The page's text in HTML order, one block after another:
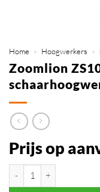
Home » Hoogwerkers »
Zoomlion
Prijs op
Zoomlion ZS1012AC-Li